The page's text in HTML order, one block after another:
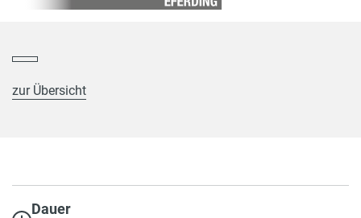
zur Übersicht
Dauer